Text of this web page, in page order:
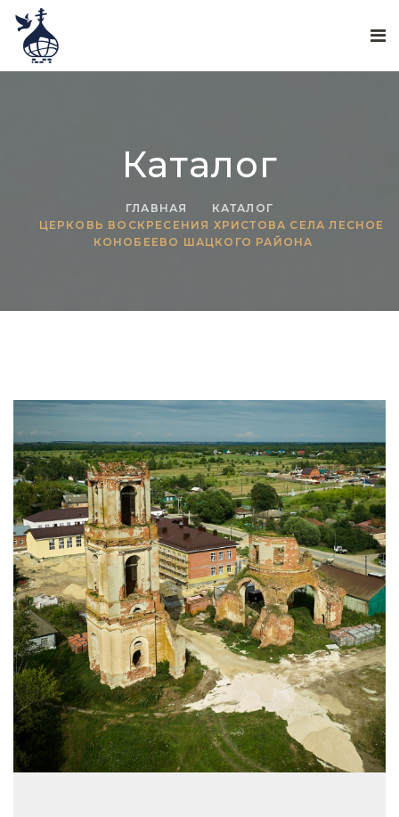
Каталог
ГЛАВНАЯ
КАТАЛОГ
ЦЕРКОВЬ ВОСКРЕСЕНИЯ ХРИСТОВА СЕЛА ЛЕСНОЕ
КОНОБЕЕВО ШАЦКОГО РАЙОНА